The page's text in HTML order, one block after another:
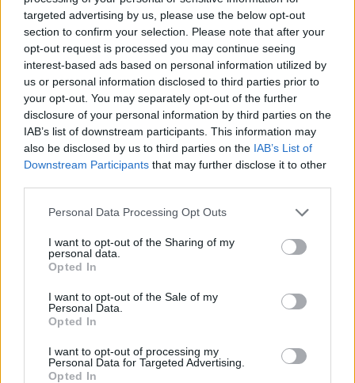
targeted advertising by us, please use the below opt-out
section to confirm your selection. Please note that after your
opt-out request is processed you may continue seeing
interest-based ads based on personal information utilized by
us or personal information disclosed to third parties prior to
your opt-out. You may separately opt-out of the further
disclosure of your personal information by third parties on the
IAB’s list of downstream participants. This information may
also be disclosed by us to third parties on the IAB’s List of
Downstream Participants that may further disclose it to other
Personal Data Processing Opt Outs
I want to opt-out of the Sharing of my
personal data.
Opted In
I want to opt-out of the Sale of my
Personal Data.
Opted In
I want to opt-out of processing my
Personal Data for Targeted Advertising.
Opted In
επέμβαση), παράγοντες που συνδέονται με τον
κίνδυνο απώλειας της εγκυμοσύνης. Μια
παλαιότερη μελέτη έδειξε ότι ο επιπολασμός
των ανωμαλιών της μήτρας σε ασθενείς με
επαναλαμβανόμενες αποβολές ξεπερνά το 50%,
με τη διαφραγματική (διθάλαμο) μήτρα να είναι
η πιο συχνή», εξηγεί.
Είναι ένα χρήσιμο εργαλείο στη διάγνωση και
θεραπεία των αιτιών που προκαλούν
επαναλαμβανόμενες αποβολές, που μπορεί να
χωρίς. Πραγματοποιείται με το υστεροσκόπιο, μια
λεπτή συσκευή που μοιάζει με τηλεσκόπιο, το οποίο
τραχήλου. Φέρει μια μικροσκοπική κάμερα, η οποία
συνδέεται με ένα μόνιτορ και μεταδίδει την εικόνα
της μήτρας», προσθέτει ο Δρ Μεταξάς.